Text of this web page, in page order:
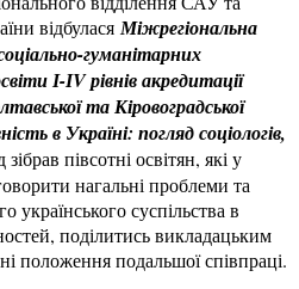
відбулася Міжрегіональна
гуманітарних
І-ІV рівнів акредитації
та Кіровоградської
в Україні: погляд соціологів,
зібрав півсотні освітян, які у
нагальні проблеми та
українського суспільства в
поділитись викладацьким
положення подальшої співпраці.